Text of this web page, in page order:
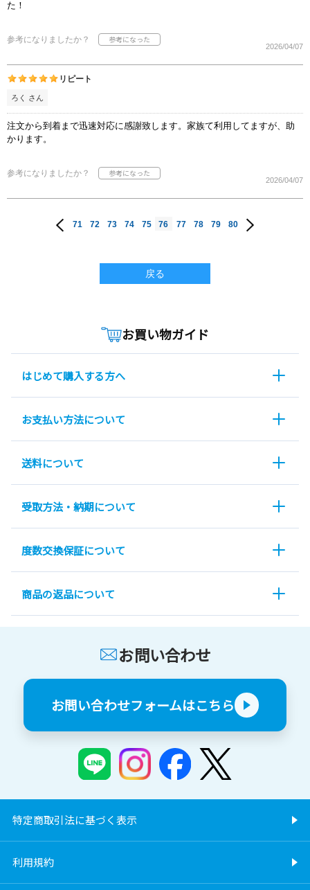
た！
参考になりましたか？
2026/04/07
リピート
ろく さん
注文から到着まで迅速対応に感謝致します。家族て利用してますが、助
かります。
参考になりましたか？
2026/04/07
71 72 73 74 75 76 77 78 79 80
戻る
お買い物ガイド
はじめて購入する方へ
お支払い方法について
送料について
受取方法・納期について
度数交換保証について
商品の返品について
お問い合わせ
お問い合わせフォームはこちら
特定商取引法に基づく表示
利用規約